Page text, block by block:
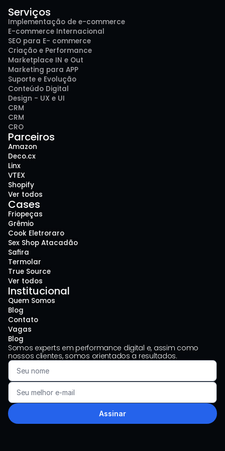
Serviços
Implementação de e-commerce
E-commerce Internacional
SEO para E- commerce
Criação e Performance
Marketplace IN e Out
Marketing para APP
Suporte e Evolução
Conteúdo Digital
Design - UX e UI
CRM
CRM
CRO
Parceiros
Amazon
Deco.cx
Linx
VTEX
Shopify
Ver todos
Cases
Friopeças
Grêmio
Cook Eletroraro
Sex Shop Atacadão
Safira
Termolar
True Source
Ver todos
Institucional
Quem Somos
Blog
Contato
Vagas
Blog
Somos experts em performance digital e, assim como
nossos clientes, somos orientados a resultados.
Assinar